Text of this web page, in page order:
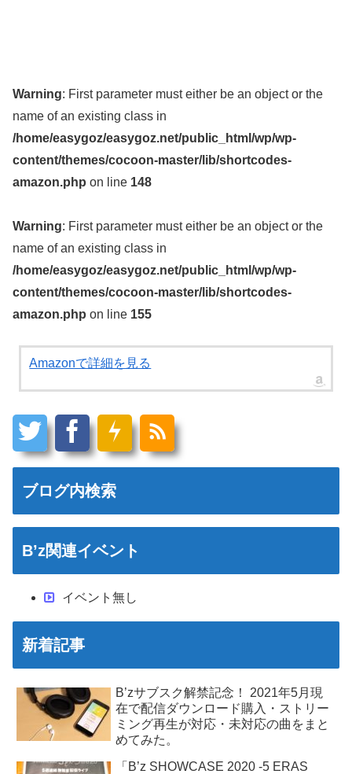
Warning: First parameter must either be an object or the
name of an existing class in
/home/easygoz/easygoz.net/public_html/wp/wp-
content/themes/cocoon-master/lib/shortcodes-
amazon.php on line 148
Warning: First parameter must either be an object or the
name of an existing class in
/home/easygoz/easygoz.net/public_html/wp/wp-
content/themes/cocoon-master/lib/shortcodes-
amazon.php on line 155
Amazonで詳細を見る
ブログ内検索
B’z関連イベント
イベント無し
新着記事
B’zサブスク解禁記念！ 2021年5月現
在で配信ダウンロード購入・ストリー
ミング再生が対応・未対応の曲をまと
めてみた。
「B’z SHOWCASE 2020 -5 ERAS